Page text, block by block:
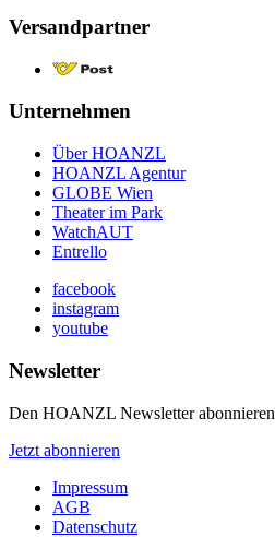
Versandpartner
Unternehmen
Über HOANZL
HOANZL Agentur
GLOBE Wien
Theater im Park
WatchAUT
Entrello
facebook
instagram
youtube
Newsletter
Den HOANZL Newsletter abonnieren
Jetzt abonnieren
Impressum
AGB
Datenschutz